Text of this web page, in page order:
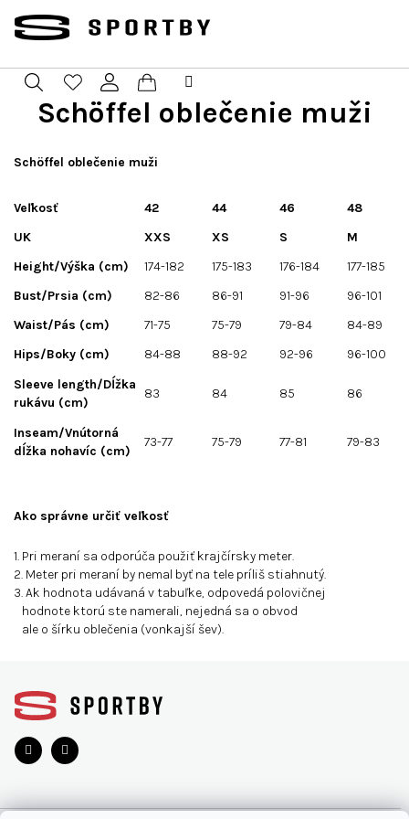
obsah
Hľadať PrihlásenieNákupný
košík
Schöffel oblečenie muži
Schöffel oblečenie muži
Veľkosť 42 44 46
48
UK
XXS XS S
M
Height/Výška (cm)
174-182 175-183 176-184
177-185
Bust/Prsia (cm)
82-86 86-91 91-96
96-101
Waist/Pás (cm)
71-75 75-79 79-84
84-89
Hips/Boky (cm)
84-88 88-92 92-96
96-100
Sleeve length/Dĺžka
rukávu (cm)
83 84 85 86
Inseam/Vnútorná
dĺžka nohavíc (cm)
73-77 75-79 77-81 79-83
Ako správne určiť veľkosť
1. Pri meraní sa odporúča použiť krajčírsky meter.
2. Meter pri meraní by nemal byť na tele príliš stiahnutý.
3. Ak hodnota udávaná v tabuľke, odpovedá polovičnej
hodnote ktorú ste namerali, nejedná sa o obvod
ale o šírku oblečenia (vonkajší šev).
e